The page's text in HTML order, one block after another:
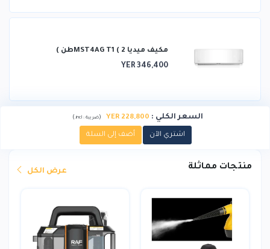
مكيف ميديا ​​MST4AG T1 ( 2طن )
YER 346,400
السعر الكلي :
228,800 YER
(ضريبة : incl.
)
اشتري الآن أضف إلى السلة
منتجات مماثلة عرض الكل